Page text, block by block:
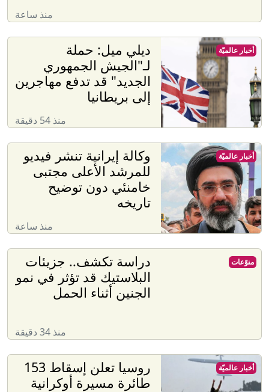
منذ ساعة
ديلي ميل: حملة
لـ"الجيش الجمهوري
الجديد" قد تدفع مهاجرين
إلى بريطانيا
منذ 54 دقيقة
أخبار عالميّة
وكالة إيرانية تنشر فيديو
للمرشد الأعلى مجتبى
خامنئي دون توضيح
تاريخه
منذ ساعة
أخبار عالميّة
دراسة تكشف.. جزيئات
البلاستيك قد تؤثر في نمو
الجنين أثناء الحمل
منذ 34 دقيقة
منوّعات
روسيا تعلن إسقاط 153
طائرة مسيرة أوكرانية
أخبار عالميّة